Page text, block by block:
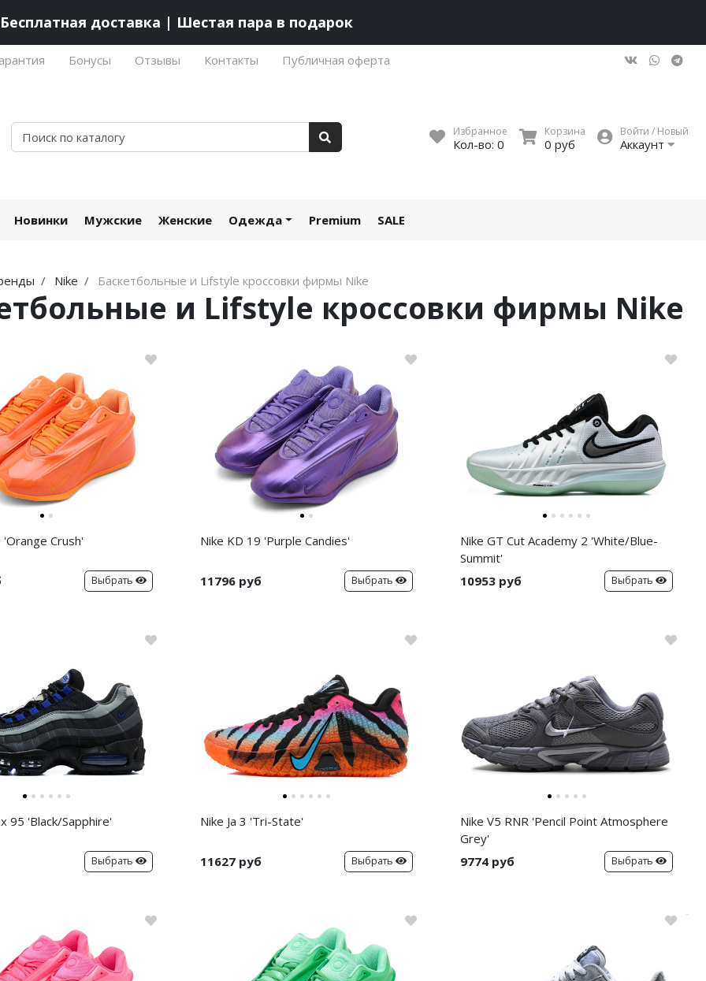
Бесплатная доставка | Шестая пара в подарок
Бонусы Отзывы Контакты Публичная оферта
Избранное
Кол-во: 0
Корзина
0 руб
Войти / Новый
Аккаунт
Новинки Мужские Женские Одежда Premium SALE
Nike Баскетбольные и Lifstyle кроссовки фирмы Nike
и Lifstyle кроссовки фирмы Nike
'Orange Crush'
Выбрать
Nike KD 19 'Purple Candies'
11796 руб Выбрать
Nike GT Cut Academy 2 'White/Blue-
Summit'
10953 руб
Выбрать
95 'Black/Sapphire'
Выбрать
Nike Ja 3 'Tri-State'
11627 руб Выбрать
Nike V5 RNR 'Pencil Point Atmosphere
Grey'
9774 руб
Выбрать